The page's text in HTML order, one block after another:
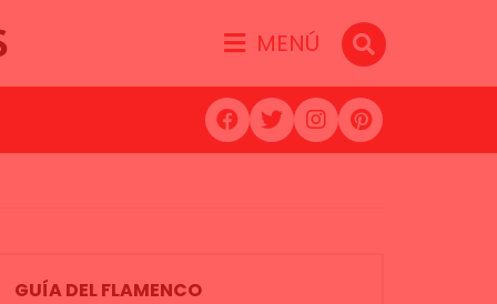
MENÚ
GUÍA DEL FLAMENCO